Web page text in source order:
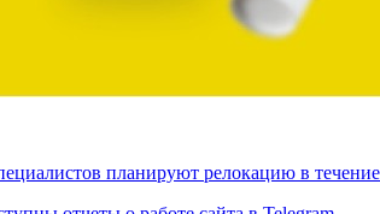
планируют релокацию в